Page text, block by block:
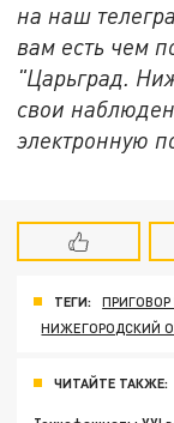
на наш
вам есть чем
"Царьград.
свои
электронную
ТЕГИ:
НИЖЕГОРОДСКИЙ
ЧИТАЙТЕ ТАКЖЕ: